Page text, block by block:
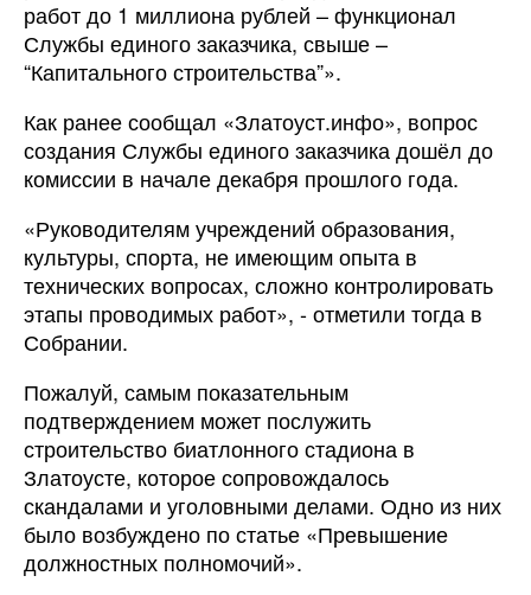
работ до 1 миллиона рублей – функционал
Службы единого заказчика, свыше –
“Капитального строительства”».
Как ранее сообщал «Златоуст.инфо», вопрос
создания Службы единого заказчика дошёл до
комиссии в начале декабря прошлого года.
«Руководителям учреждений образования,
культуры, спорта, не имеющим опыта в
технических вопросах, сложно контролировать
этапы проводимых работ», - отметили тогда в
Собрании.
Пожалуй, самым показательным
подтверждением может послужить
строительство биатлонного стадиона в
Златоусте, которое сопровождалось
скандалами и уголовными делами. Одно из них
было возбуждено по статье «Превышение
должностных полномочий».